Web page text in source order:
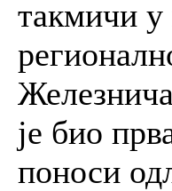
такмичи у
је био
поноси